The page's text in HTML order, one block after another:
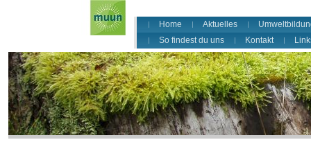
Home Aktuelles
So findest du uns
Kontakt